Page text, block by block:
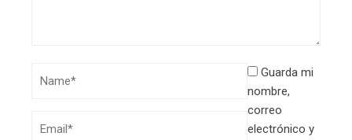
Guarda mi
nombre,
correo
electrónico y